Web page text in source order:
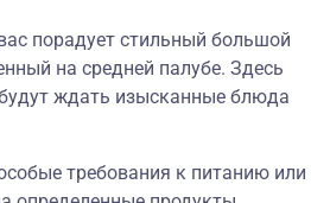
порадует стильный большой
на средней палубе. Здесь
ждать изысканные блюда
требования к питанию или